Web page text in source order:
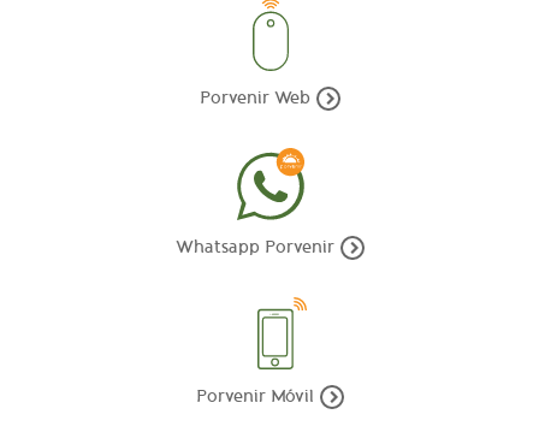
Porvenir Web
Whatsapp Porvenir
Porvenir Móvil